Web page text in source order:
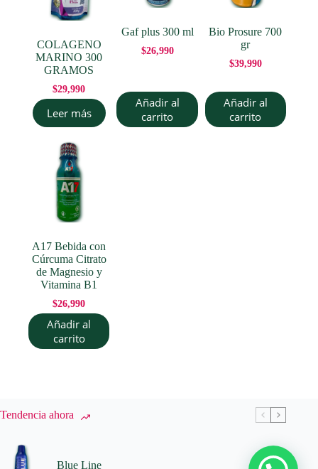
COLAGENO
MARINO 300
GRAMOS
$29,990
Leer más
Gaf plus 300 ml
$26,990
Añadir al
carrito
Bio Prosure 700
gr
$39,990
Añadir al
carrito
A17 Bebida con
Cúrcuma Citrato
de Magnesio y
Vitamina B1
$26,990
Añadir al
carrito
Tendencia ahora
Blue Line